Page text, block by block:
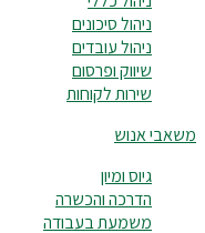
ניהול סיכונים
ניהול עובדים
שיווק ופרסום
שירות לקוחות
משאבי אנוש
גיוס ומיון
הדרכה והכשרה
משמעת בעבודה